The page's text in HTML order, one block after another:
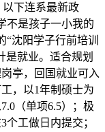
以下连系最新政
不是孩子一小我的
沈阳学子行前培训
是就业。适合规划
亭，回国就业可入
，以1年制硕士为
（单项6.5）；极
工做日内提交；